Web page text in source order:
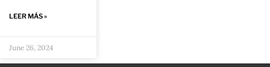
LEER MÁS »
June 26, 2024